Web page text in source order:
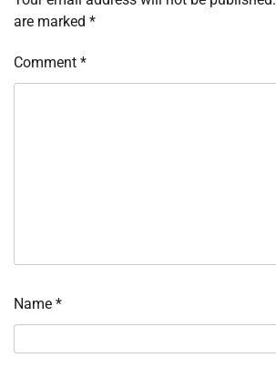
are marked *
Comment *
Name *